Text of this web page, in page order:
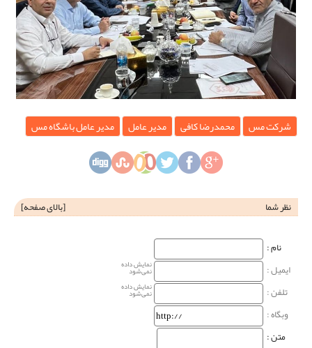
شرکت مس محمدرضا کافی مدیر عامل مدیر عامل باشگاه مس
نظر شما [بالای صفحه]
نام‌ :
ایمیل :
نمایش داده
نمی‌شود
تلفن : نمایش داده
نمی‌شود
وبگاه‌ :
متن :